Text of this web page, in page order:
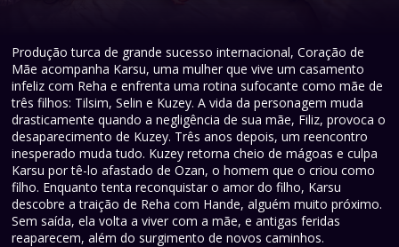
Produção turca de grande sucesso internacional, Coração de
Mãe acompanha Karsu, uma mulher que vive um casamento
infeliz com Reha e enfrenta uma rotina sufocante como mãe de
três filhos: Tilsim, Selin e Kuzey. A vida da personagem muda
drasticamente quando a negligência de sua mãe, Filiz, provoca o
desaparecimento de Kuzey. Três anos depois, um reencontro
inesperado muda tudo. Kuzey retorna cheio de mágoas e culpa
Karsu por tê-lo afastado de Ozan, o homem que o criou como
filho. Enquanto tenta reconquistar o amor do filho, Karsu
descobre a traição de Reha com Hande, alguém muito próximo.
Sem saída, ela volta a viver com a mãe, e antigas feridas
reaparecem, além do surgimento de novos caminhos.